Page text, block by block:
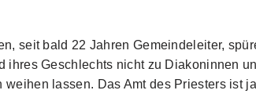
seit bald 22 Jahren Gemeindeleiter,
ihres Geschlechts nicht zu Diakoninnen
lassen. Das Amt des Priesters ist ja